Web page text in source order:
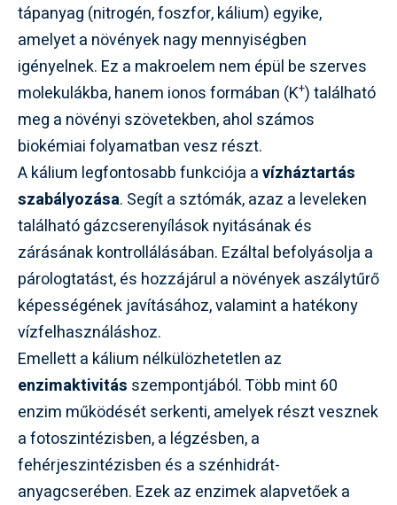
tápanyag (nitrogén, foszfor, kálium) egyike,
amelyet a növények nagy mennyiségben
igényelnek. Ez a makroelem nem épül be szerves
molekulákba, hanem ionos formában (K+) található
meg a növényi szövetekben, ahol számos
biokémiai folyamatban vesz részt.
A kálium legfontosabb funkciója avízháztartás
szabályozása. Segít a sztómák, azaz a leveleken
található gázcserenyílások nyitásának és
zárásának kontrollálásában. Ezáltal befolyásolja a
párologtatást, és hozzájárul a növények aszálytűrő
képességének javításához, valamint a hatékony
vízfelhasználáshoz.
Emellett a kálium nélkülözhetetlen az
enzimaktivitás szempontjából. Több mint 60
enzim működését serkenti, amelyek részt vesznek
a fotoszintézisben, a légzésben, a
fehérjeszintézisben és a szénhidrát-
anyagcserében. Ezek az enzimek alapvetőek a